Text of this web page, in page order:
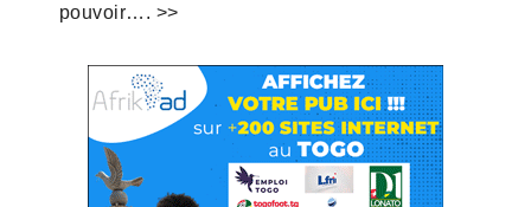
pouvoir…. >>